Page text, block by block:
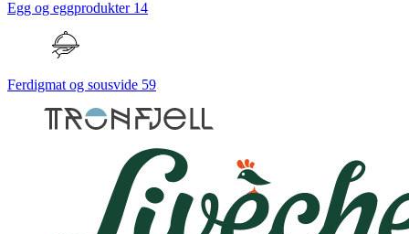
Egg og eggprodukter 14
Ferdigmat og sousvide 59